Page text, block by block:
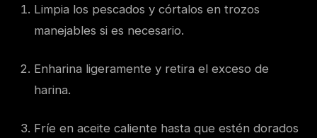
Limpia los pescados y córtalos en trozos
manejables si es necesario.
Enharina ligeramente y retira el exceso de
harina.
Fríe en aceite caliente hasta que estén dorados